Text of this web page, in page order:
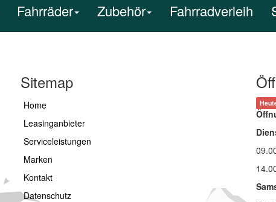
Fahrräder Zubehör Fahrradverleih
Sitemap
Home
Leasinganbieter
Serviceleistungen
Marken
Kontakt
Datenschutz